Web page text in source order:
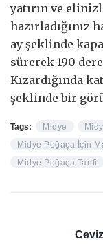
yatırın ve
hazırladığınız
ay şeklinde
sürerek 190
Kızardığında
şeklinde bir
Tags: Midye
Midye Poğaça İçin
Midye Poğaça Tarifi